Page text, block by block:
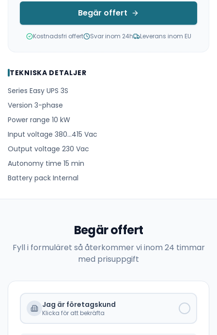
Begär offert
Kostnadsfri offert Svar inom 24h Leverans inom EU
TEKNISKA DETALJER
Series Easy UPS 3S
Version 3-phase
Power range 10 kW
Input voltage 380…415 Vac
Output voltage 230 Vac
Autonomy time 15 min
Battery pack Internal
Begär offert
Fyll i formuläret så återkommer vi inom 24 timmar
med prisuppgift
Jag är företagskund
Klicka för att bekräfta